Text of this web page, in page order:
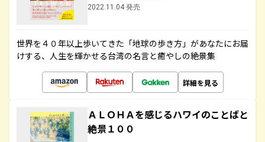
2022.11.04 発売
世界を４０年以上歩いてきた「地球の歩き方」があなたにお届
けする、人生を輝かせる台湾の名言と癒やしの絶景集
詳細を見る
ＡＬＯＨＡを感じるハワイのことばと
絶景１００